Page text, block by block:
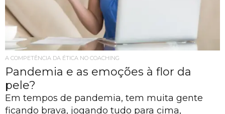
A COMPETÊNCIA DA ÉTICA NO COACHING
Pandemia e as emoções à flor da
pele?
Em tempos de pandemia, tem muita gente
ficando brava, jogando tudo para cima,